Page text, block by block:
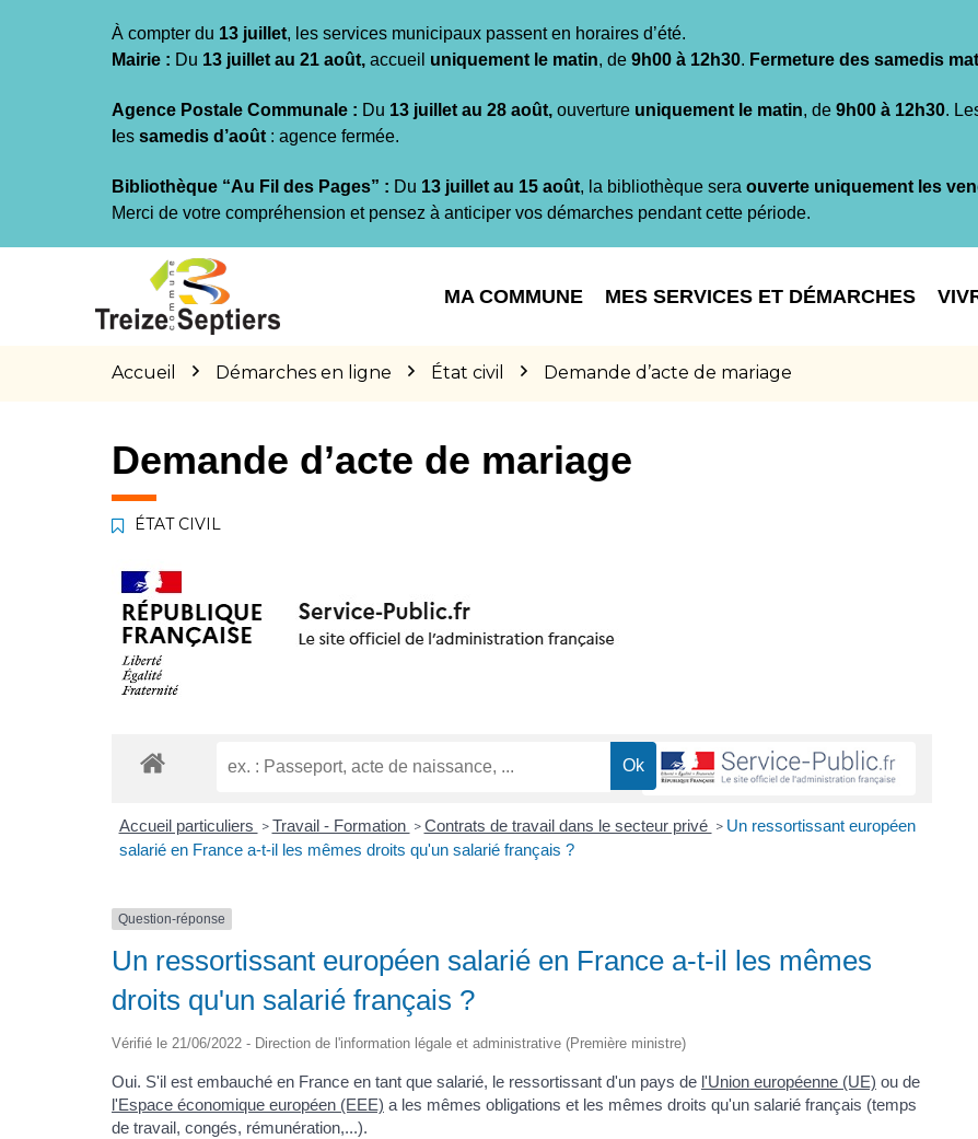
À compter du 13 juillet, les services municipaux passent en horaires d’été.
Mairie : Du 13 juillet au 21 août, accueil uniquement le matin, de 9h00 à 12h30. Fermeture des samedis
Agence Postale Communale : Du 13 juillet au 28 août, ouverture uniquement le matin, de 9h00 à 12h30.
es samedis d’août : agence fermée.
Bibliothèque “Au Fil des Pages” : Du 13 juillet au 15 août, la bibliothèque sera ouverte uniquement les
Merci de votre compréhension et pensez à anticiper vos démarches pendant cette période.
MA COMMUNE MES SERVICES ET DÉMARCHES
Accueil Démarches en ligne État civil Demande d’acte de mariage
Demande d’acte de mariage
ÉTAT CIVIL
Accueil particuliers > Travail - Formation > Contrats de travail dans le secteur privé > Un ressortissant européen
salarié en France a-t-il les mêmes droits qu'un salarié français ?
Question-réponse
Un ressortissant européen salarié en France a-t-il les mêmes
droits qu'un salarié français ?
Vérifié le 21/06/2022 - Direction de l'information légale et administrative (Première ministre)
Oui. S'il est embauché en France en tant que salarié, le ressortissant d'un pays de l'Union européenne (UE) ou de
l'Espace économique européen (EEE) a les mêmes obligations et les mêmes droits qu'un salarié français (temps
de travail, congés, rémunération,...).